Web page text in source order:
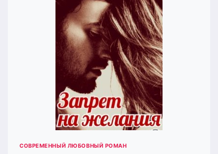
СОВРЕМЕННЫЙ ЛЮБОВНЫЙ РОМАН